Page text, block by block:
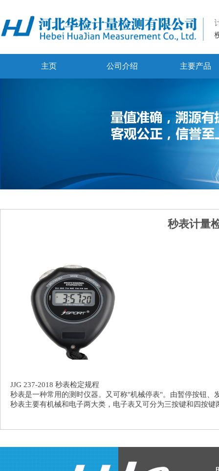
主页 公司介绍 主要产品
秒表计量
JJG 237-2018 秒表检定规程
秒表是一种常用的测时仪器。又可称"机械停表"。由暂停按钮
秒表主要有机械和电子两大类，电子表又可分为三按键和四按键